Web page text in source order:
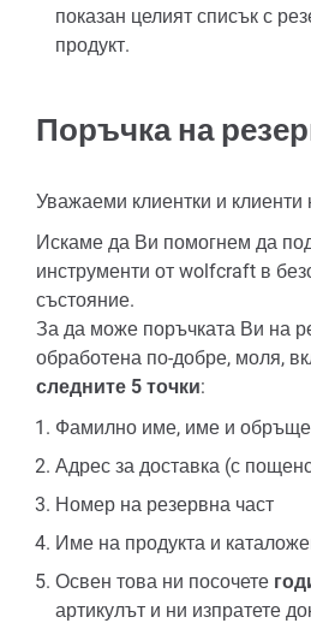
показан целият списък с
продукт.
Поръчка на
Уважаеми клиентки и
Искаме да Ви помогнем да
инструменти от wolfcraft в
състояние.
За да може поръчката Ви на
обработена по-добре, моля,
следните 5 точки:
Фамилно име, име и
Адрес за доставка (с
Номер на резервна част
Име на продукта и
Освен това ни посочете
артикулът и ни изпратете